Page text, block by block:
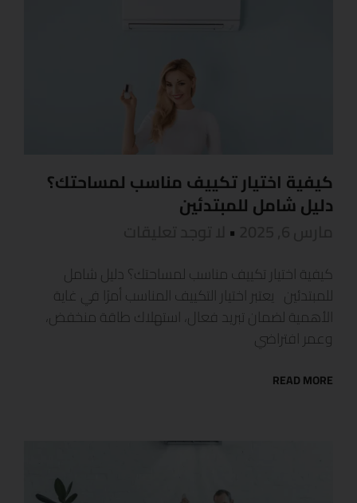
كيفية اختيار تكييف مناسب لمساحتك؟
دليل شامل للمبتدئين
كيفية اختيار تكييف مناسب لمساحتك؟ دليل شامل
للمبتدئين يعتبر اختيار التكييف المناسب أمرًا في غاية
الأهمية لضمان تبريد فعال، استهلاك طاقة منخفض،
وعمر افتراضي
READ MORE